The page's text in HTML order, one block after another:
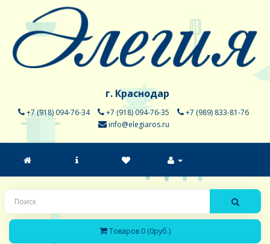
г. Краснодар
+7 (918) 094-76-34 +7 (918) 094-76-35
+7 (989) 833-81-76
info@elegiaros.ru
Товаров 0 (0руб.)